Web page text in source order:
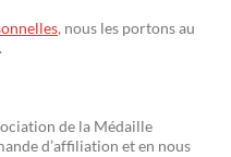
, nous les portons au
de la Médaille
d’affiliation et en nous